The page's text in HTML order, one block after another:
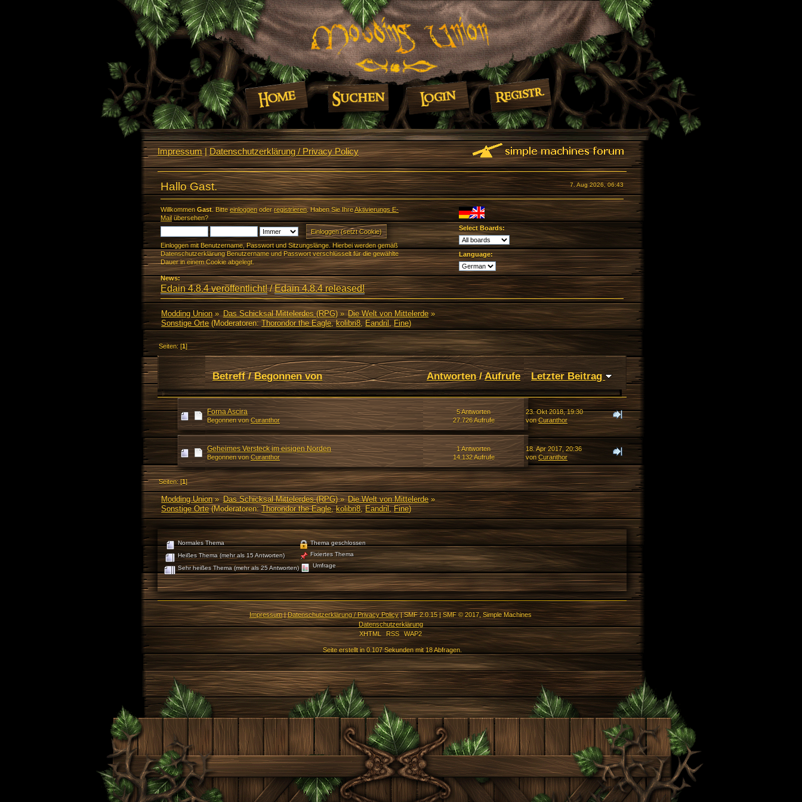
Impressum|Datenschutzerklärung / Privacy Policy
7. Aug 2026, 06:43
Hallo Gast.
Willkommen Gast. Bitte einloggenoderregistrieren. Haben Sie IhreAktivierungs E-
Mailübersehen?
Einloggen mit Benutzername, Passwort und Sitzungslänge. Hierbei werden gemäß
Datenschutzerklärung Benutzername und Passwort verschlüsselt für die gewählte
Dauer in einem Cookie abgelegt.
Select Boards:
Language:
News:
Edain 4.8.4 veröffentlicht!/Edain 4.8.4 released!
Modding Union» Das Schicksal Mittelerdes (RPG)» Die Welt von Mittelerde»
Sonstige Orte(Moderatoren:Thorondor the Eagle,kolibri8, Eandril,Fine)
Seiten: [1]
Betreff/Begonnen von Antworten/Aufrufe Letzter Beitrag
Forna Ascira
Begonnen von Curanthor
5 Antworten
27.726 Aufrufe
23. Okt 2018, 19:30
vonCuranthor
Geheimes Versteck im eisigen Norden
Begonnen von Curanthor
1 Antworten
14.132 Aufrufe
18. Apr 2017, 20:36
von Curanthor
Seiten: [1]
Modding Union» Das Schicksal Mittelerdes (RPG)» Die Welt von Mittelerde»
Sonstige Orte(Moderatoren:Thorondor the Eagle,kolibri8,Eandril,Fine)
Normales Thema
Heißes Thema (mehr als 15 Antworten)
Sehr heißes Thema (mehr als 25 Antworten)
Thema geschlossen
Fixiertes Thema
Umfrage
Impressum|Datenschutzerklärung / Privacy Policy|SMF 2.0.15|SMF © 2017,Simple Machines
Datenschutzerklärung
XHTML
RSS WAP2
Seite erstellt in 0.107 Sekunden mit 18 Abfragen.